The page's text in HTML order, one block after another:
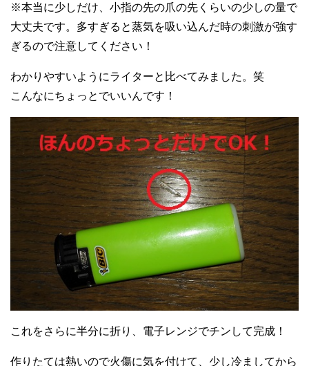
※本当に少しだけ、小指の先の爪の先くらいの少しの量で
大丈夫です。多すぎると蒸気を吸い込んだ時の刺激が強す
ぎるので注意してください！
わかりやすいようにライターと比べてみました。笑
こんなにちょっとでいいんです！
これをさらに半分に折り、電子レンジでチンして完成！
作りたては熱いので火傷に気を付けて、少し冷ましてから